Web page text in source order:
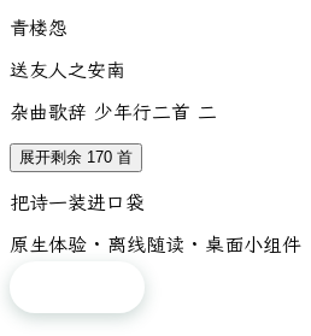
青楼怨
送友人之安南
杂曲歌辞 少年行二首 二
展开剩余 170 首
把诗一装进口袋
原生体验 · 离线随读 · 桌面小组件